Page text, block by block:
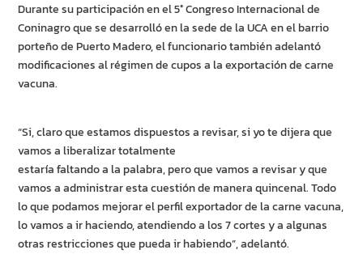
Durante su participación en el 5° Congreso Internacional de
Coninagro que se desarrolló en la sede de la UCA en el barrio
porteño de Puerto Madero, el funcionario también adelantó
modificaciones al régimen de cupos a la exportación de carne
vacuna.
“Si, claro que estamos dispuestos a revisar, si yo te dijera que
vamos a liberalizar totalmente
estaría faltando a la palabra, pero que vamos a revisar y que
vamos a administrar esta cuestión de manera quincenal. Todo
lo que podamos mejorar el perfil exportador de la carne vacuna,
lo vamos a ir haciendo, atendiendo a los 7 cortes y a algunas
otras restricciones que pueda ir habiendo”, adelantó.